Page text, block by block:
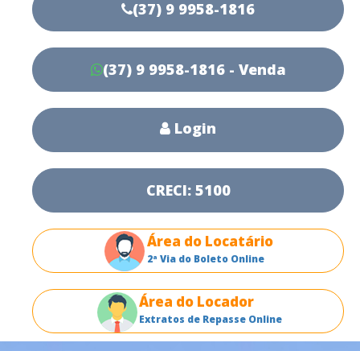
(37) 9 9958-1816
(37) 9 9958-1816 - Venda
Login
CRECI: 5100
Área do Locatário
2ª Via do Boleto Online
Área do Locador
Extratos de Repasse Online